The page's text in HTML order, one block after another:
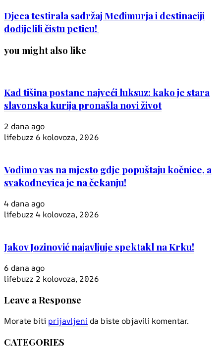
Djeca testirala sadržaj Međimurja i destinaciji
dodijelili čistu peticu!
you might also like
Kad tišina postane najveći luksuz: kako je stara
slavonska kurija pronašla novi život
2 dana ago
lifebuzz 6 kolovoza, 2026
Vodimo vas na mjesto gdje popuštaju kočnice, a
svakodnevica je na čekanju!
4 dana ago
lifebuzz 4 kolovoza, 2026
Jakov Jozinović najavljuje spektakl na Krku!
6 dana ago
lifebuzz 2 kolovoza, 2026
Leave a Response
Morate biti prijavljeni da biste objavili komentar.
CATEGORIES